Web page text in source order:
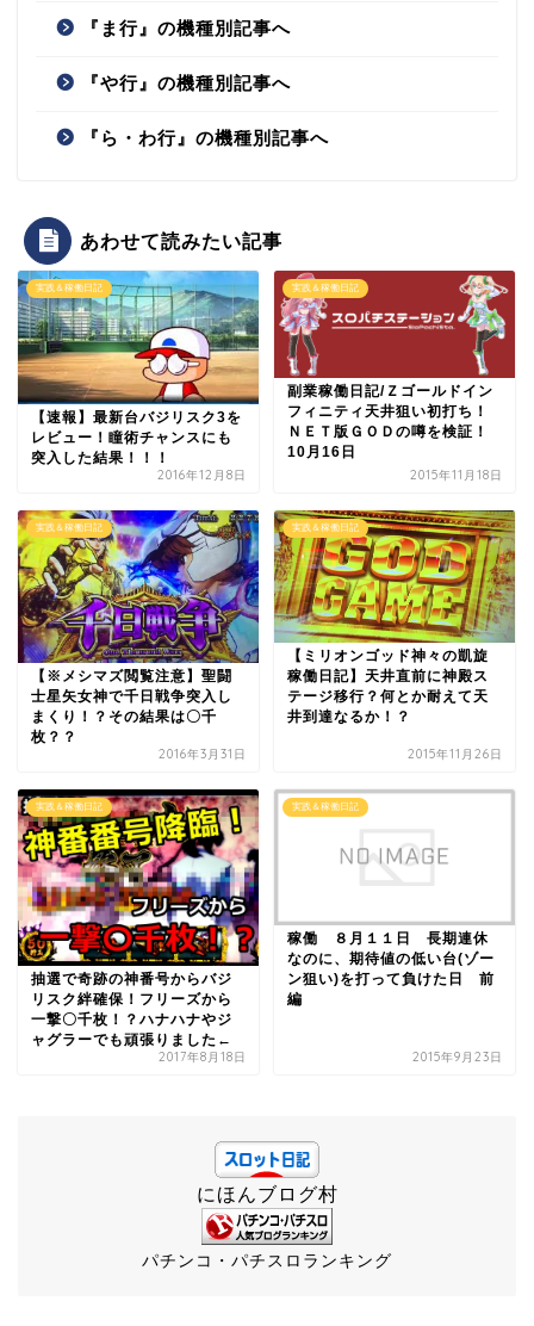
『ま行』の機種別記事へ
『や行』の機種別記事へ
『ら・わ行』の機種別記事へ
あわせて読みたい記事
実践＆稼働日記
【速報】最新台バジリスク3を
レビュー！瞳術チャンスにも
突入した結果！！！
2016年12月8日
実践＆稼働日記
副業稼働日記/Ｚゴールドイン
フィニティ天井狙い初打ち！
ＮＥＴ版ＧＯＤの噂を検証！
10月16日
2015年11月18日
実践＆稼働日記
【※メシマズ閲覧注意】聖闘
士星矢女神で千日戦争突入し
まくり！？その結果は〇千
枚？？
2016年3月31日
実践＆稼働日記
【ミリオンゴッド神々の凱旋
稼働日記】天井直前に神殿ス
テージ移行？何とか耐えて天
井到達なるか！？
2015年11月26日
実践＆稼働日記
抽選で奇跡の神番号からバジ
リスク絆確保！フリーズから
一撃〇千枚！？ハナハナやジ
ャグラーでも頑張りました←
2017年8月18日
実践＆稼働日記
稼働 ８月１１日 長期連休
なのに、期待値の低い台(ゾー
ン狙い)を打って負けた日 前
編
2015年9月23日
にほんブログ村
パチンコ・パチスロランキング